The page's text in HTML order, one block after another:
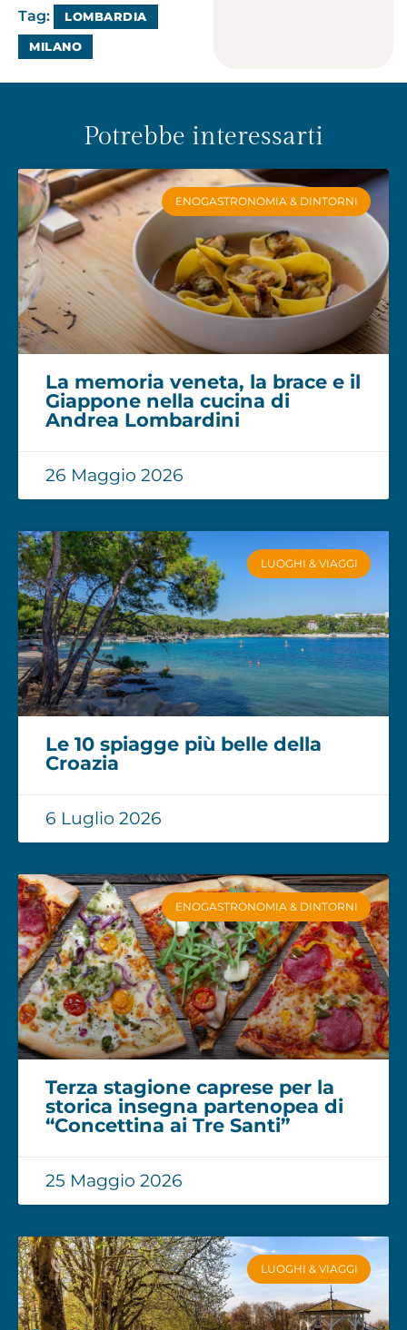
Tag: LOMBARDIA
MILANO
Potrebbe interessarti
ENOGASTRONOMIA & DINTORNI
La memoria veneta, la brace e il
Giappone nella cucina di
Andrea Lombardini
26 Maggio 2026
LUOGHI & VIAGGI
Le 10 spiagge più belle della
Croazia
6 Luglio 2026
ENOGASTRONOMIA & DINTORNI
Terza stagione caprese per la
storica insegna partenopea di
“Concettina ai Tre Santi”
25 Maggio 2026
LUOGHI & VIAGGI